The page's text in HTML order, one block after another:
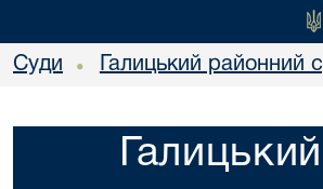
Суди • Галицький районний